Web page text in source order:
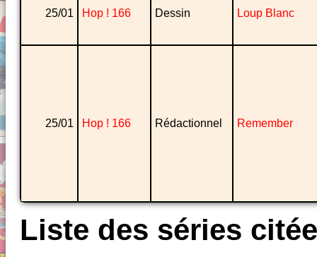
25/01 Hop ! 166 Dessin Loup Blanc
25/01 Hop ! 166 Rédactionnel Remember
Liste des séries